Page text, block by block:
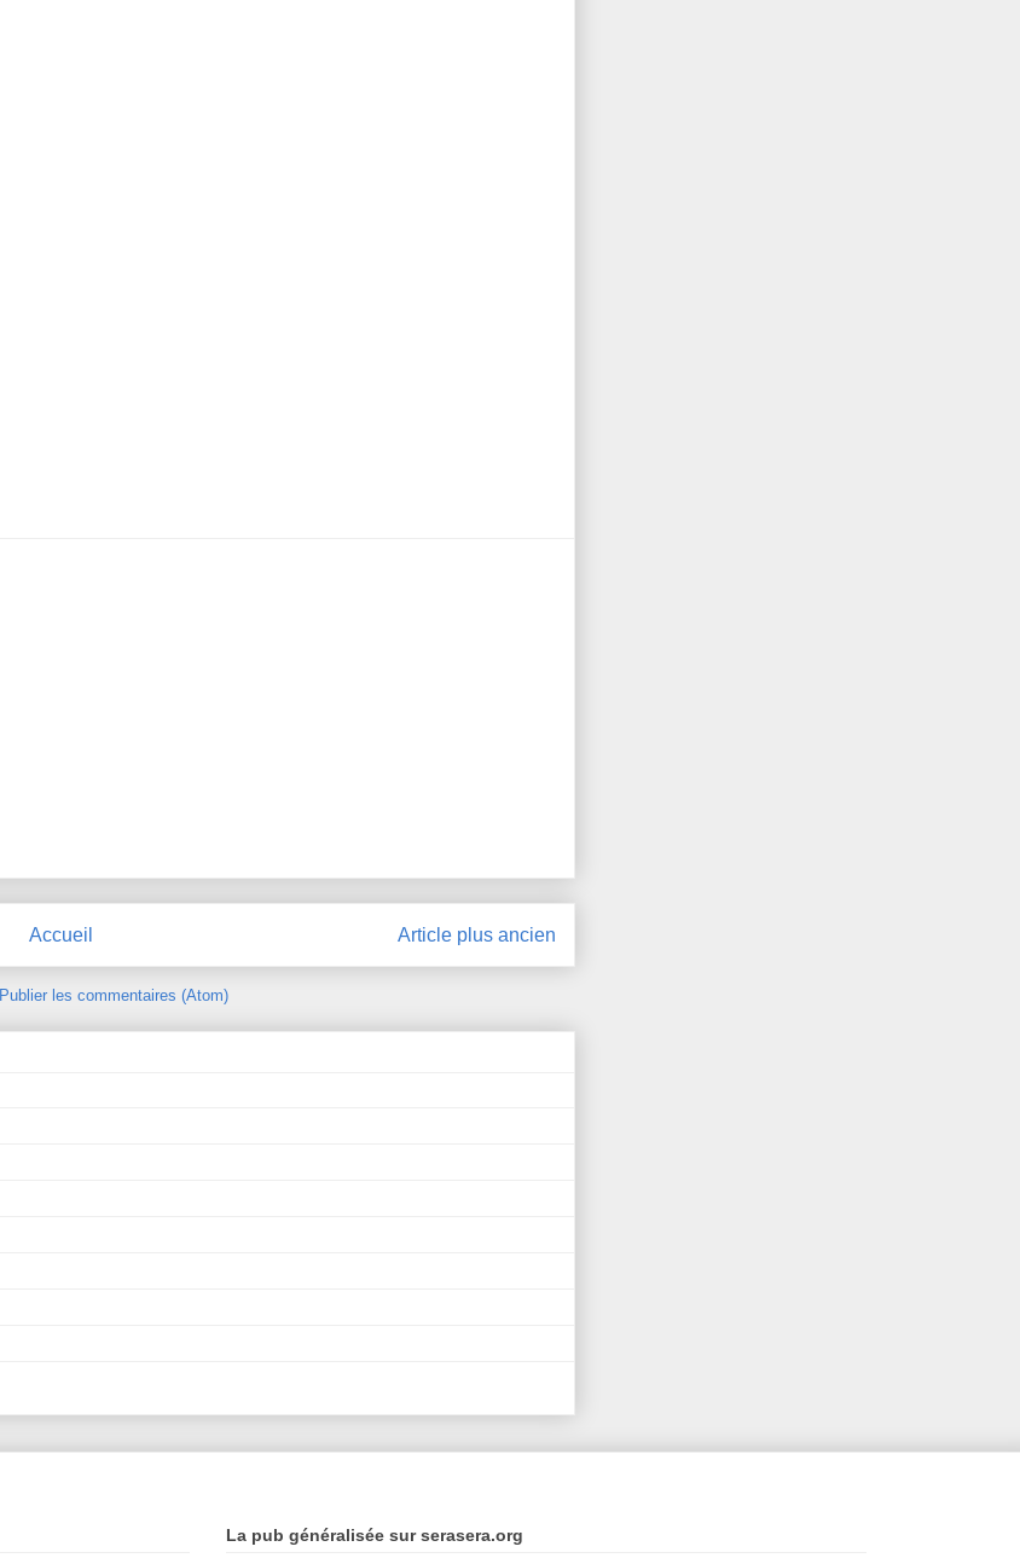
Article plus ancien
Accueil
Publier les commentaires (Atom)
La pub généralisée sur serasera.org